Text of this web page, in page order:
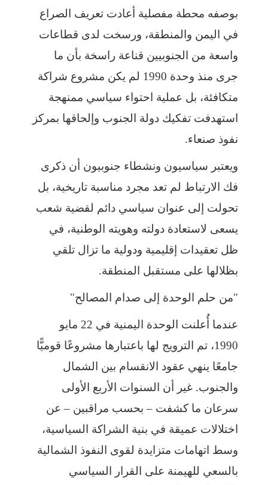
بوصفه محطة مفصلية أعادت تعريف الصراع
في اليمن والمنطقة، ورسخت لدى قطاعات
واسعة من الجنوبيين قناعة راسخة بأن ما
جرى منذ وحدة 1990 لم يكن مشروع شراكة
متكافئة، بل عملية احتواء سياسي ممنهجة
استهدفت تفكيك دولة الجنوب وإلحاقها بمركز
نفوذ صنعاء.
ويعتبر سياسيون ونشطاء جنوبيون أن ذكرى
فك الارتباط لم تعد مجرد مناسبة تاريخية، بل
تحولت إلى عنوان سياسي دائم لقضية شعب
يسعى لاستعادة دولته وهويته الوطنية، في
ظل تعقيدات إقليمية ودولية ما تزال تلقي
بظلالها على مستقبل المنطقة.
"من حلم الوحدة إلى صدام المصالح"
عندما أُعلنت الوحدة اليمنية في 22 مايو
1990، تم الترويج لها باعتبارها مشروعًا قوميًّا
جامعًا ينهي عقود الانقسام بين الشمال
والجنوب. غير أن السنوات الأربع الأولى
سرعان ما كشفت – بحسب مراقبين – عن
اختلالات عميقة في بنية الشراكة السياسية،
وسط اتهامات متزايدة لقوى النفوذ الشمالية
بالسعي للهيمنة على القرار السياسي